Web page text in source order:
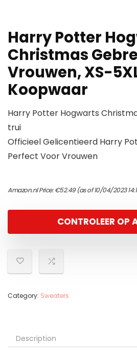
Harry Potter
Christmas
Vrouwen, XS-
Koopwaar
Harry Potter Hogwarts
trui
Officieel Gelicentieerd Harry
Perfect Voor Vrouwen
Amazon.nl Price:€52.49(as of 10/04/2023
CONTROLEER OP
Category: Sweaters
Description